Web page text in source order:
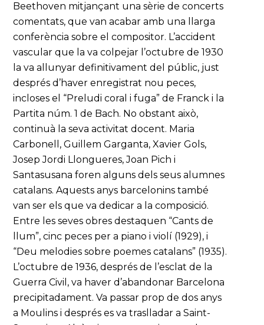
Beethoven mitjançant una sèrie de concerts
comentats, que van acabar amb una llarga
conferència sobre el compositor. L’accident
vascular que la va colpejar l’octubre de 1930
la va allunyar definitivament del públic, just
després d’haver enregistrat nou peces,
incloses el “Preludi coral i fuga” de Franck i la
Partita núm. 1 de Bach. No obstant això,
continuà la seva activitat docent. Maria
Carbonell, Guillem Garganta, Xavier Gols,
Josep Jordi Llongueres, Joan Pich i
Santasusana foren alguns dels seus alumnes
catalans. Aquests anys barcelonins també
van ser els que va dedicar a la composició.
Entre les seves obres destaquen “Cants de
llum”, cinc peces per a piano i violí (1929), i
“Deu melodies sobre poemes catalans” (1935).
L’octubre de 1936, després de l’esclat de la
Guerra Civil, va haver d’abandonar Barcelona
precipitadament. Va passar prop de dos anys
a Moulins i després es va traslladar a Saint-